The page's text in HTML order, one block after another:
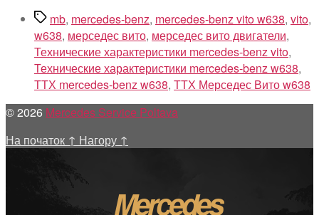
Позначки
mb, mercedes-benz, mercedes-benz vito w638, vito,
w638, мерседес вито, мерседес вито двигатели,
Технические характеристики mercedes-benz vito,
Технические характеристики mercedes-benz w638,
ТТХ mercedes-benz w638, ТТХ Мерседес Вито w638
© 2026 Mercedes Service Poltava
На початок ↑ Нагору ↑
Mercedes